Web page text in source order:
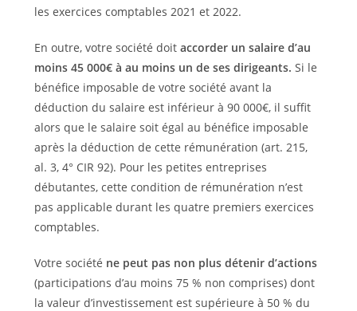
les exercices comptables 2021 et 2022.
En outre, votre société doit accorder un salaire d’au
moins 45 000€ à au moins un de ses dirigeants. Si le
bénéfice imposable de votre société avant la
déduction du salaire est inférieur à 90 000€, il suffit
alors que le salaire soit égal au bénéfice imposable
après la déduction de cette rémunération (art. 215,
al. 3, 4° CIR 92). Pour les petites entreprises
débutantes, cette condition de rémunération n’est
pas applicable durant les quatre premiers exercices
comptables.
Votre société ne peut pas non plus détenir d’actions
(participations d’au moins 75 % non comprises) dont
la valeur d’investissement est supérieure à 50 % du